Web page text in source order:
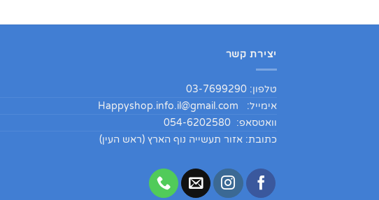
⁦₪ 159.99⁩
⁦₪ 159.99⁩
יצירת קשר
טלפון: 03-7699290
אימייל: Happyshop.info.il@gmail.com
וואטסאפ: 054-6202580
כתובת: אזור תעשייה נוף הארץ (ראש העין)